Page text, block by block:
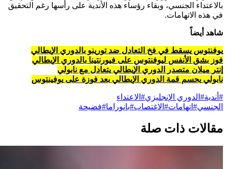
بالاعتداء الجنسي، وبقاء رؤساء هذه الأندية على رأسها رغم التحقيق
في هذه الاتهامات.
شاهد أيضاً
يوفنتوس يسقط في فخ التعادل ضد تورينو بالدوري الإيطالي
فوز بشق الأنفس ليوفنتوس على فيورنتينا بالدوري الإيطالي
إنتر ميلان متصدر الدوري الإيطالي يتعادل مع نابولي
نابولي يحسم قمة الدوري الإيطالي بعد فوزة على يوفينتوس
# أندية# الدوري الإنجليزي# الاعتداء
الجنسي# اتهامات# الاغتصاب#بانوراما#فضيحة
مقالات ذات صلة